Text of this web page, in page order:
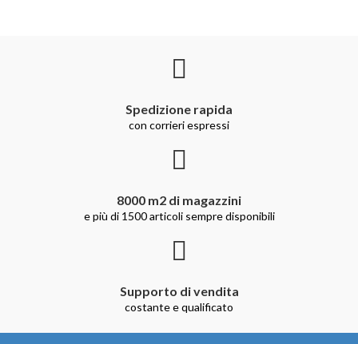
Spedizione rapida
con corrieri espressi
8000 m2 di magazzini
e più di 1500 articoli sempre disponibili
Supporto di vendita
costante e qualificato